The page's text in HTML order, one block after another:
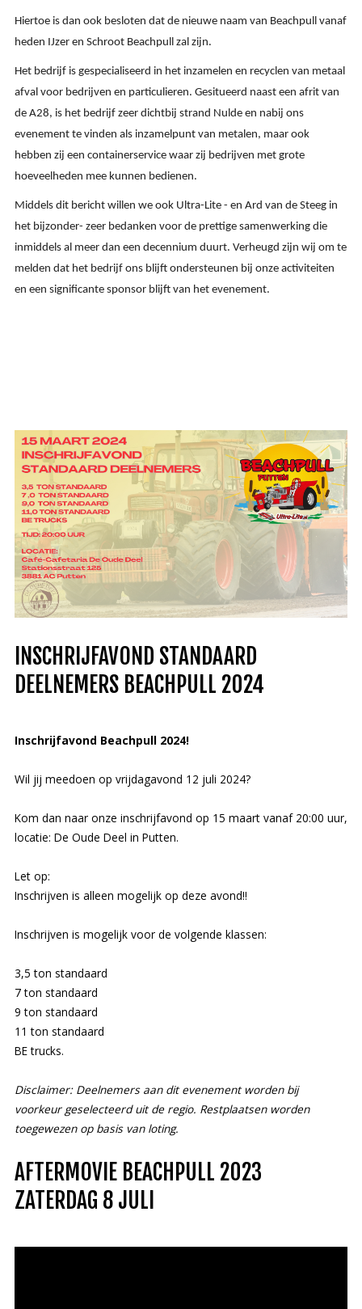
Hiertoe is dan ook besloten dat de nieuwe naam van Beachpull vanaf
heden IJzer en Schroot Beachpull zal zijn.
Het bedrijf is gespecialiseerd in het inzamelen en recyclen van metaal
afval voor bedrijven en particulieren. Gesitueerd naast een afrit van
de A28, is het bedrijf zeer dichtbij strand Nulde en nabij ons
evenement te vinden als inzamelpunt van metalen, maar ook
hebben zij een containerservice waar zij bedrijven met grote
hoeveelheden mee kunnen bedienen.
Middels dit bericht willen we ook Ultra-Lite - en Ard van de Steeg in
het bijzonder- zeer bedanken voor de prettige samenwerking die
inmiddels al meer dan een decennium duurt. Verheugd zijn wij om te
melden dat het bedrijf ons blijft ondersteunen bij onze activiteiten
en een significante sponsor blijft van het evenement.
INSCHRIJFAVOND STANDAARD
DEELNEMERS BEACHPULL 2024
Inschrijfavond Beachpull 2024!
Wil jij meedoen op vrijdagavond 12 juli 2024?
Kom dan naar onze inschrijfavond op 15 maart vanaf 20:00 uur,
locatie: De Oude Deel in Putten.
Let op:
Inschrijven is alleen mogelijk op deze avond!!
Inschrijven is mogelijk voor de volgende klassen:
3,5 ton standaard
7 ton standaard
9 ton standaard
11 ton standaard
BE trucks.
Disclaimer: Deelnemers aan dit evenement worden bij
voorkeur geselecteerd uit de regio. Restplaatsen worden
toegewezen op basis van loting.
AFTERMOVIE BEACHPULL 2023
ZATERDAG 8 JULI